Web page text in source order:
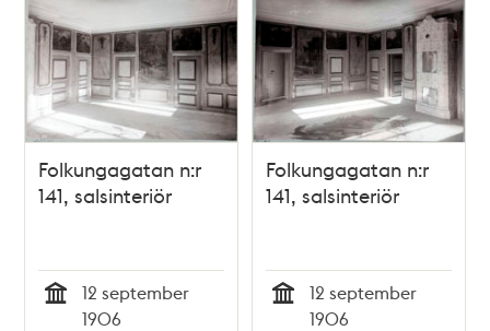
Folkungagatan n:r
141, salsinteriör
12 september
1906
Folkungagatan n:r
141, salsinteriör
12 september
1906